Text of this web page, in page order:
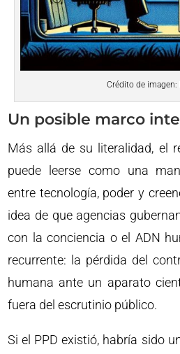
Crédito de imagen:
Un posible marco
Más allá de su literalidad, el
puede leerse como una
entre tecnología, poder y
idea de que agencias
con la conciencia o el ADN
recurrente: la pérdida del
humana ante un aparato
fuera del escrutinio público.
Si el PPD existió, habría sido